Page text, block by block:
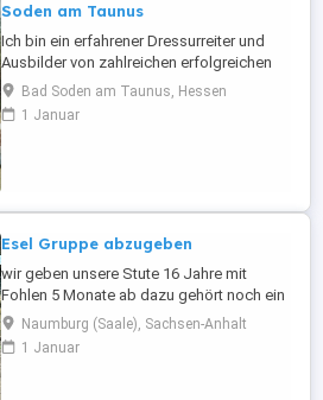
Soden am Taunus
Ich bin ein erfahrener Dressurreiter und
Ausbilder von zahlreichen erfolgreichen
Dressurpferden. Besonders liegt mir eine
gesunde und schonende
Grundausbildung ohne Zwang am Pferd
...
Bad Soden am Taunus, Hessen
1 Januar
Esel Gruppe abzugeben
wir geben unsere Stute 16 Jahre mit
Fohlen 5 Monate ab dazu gehört noch ein
Hengst mit knapp 3 Jahren Die Stute ist
schon wieder belegt und müsste in 7
Monaten Fohlen Esel sind umgänglich
Naumburg (Saale), Sachsen-Anhalt
1 Januar